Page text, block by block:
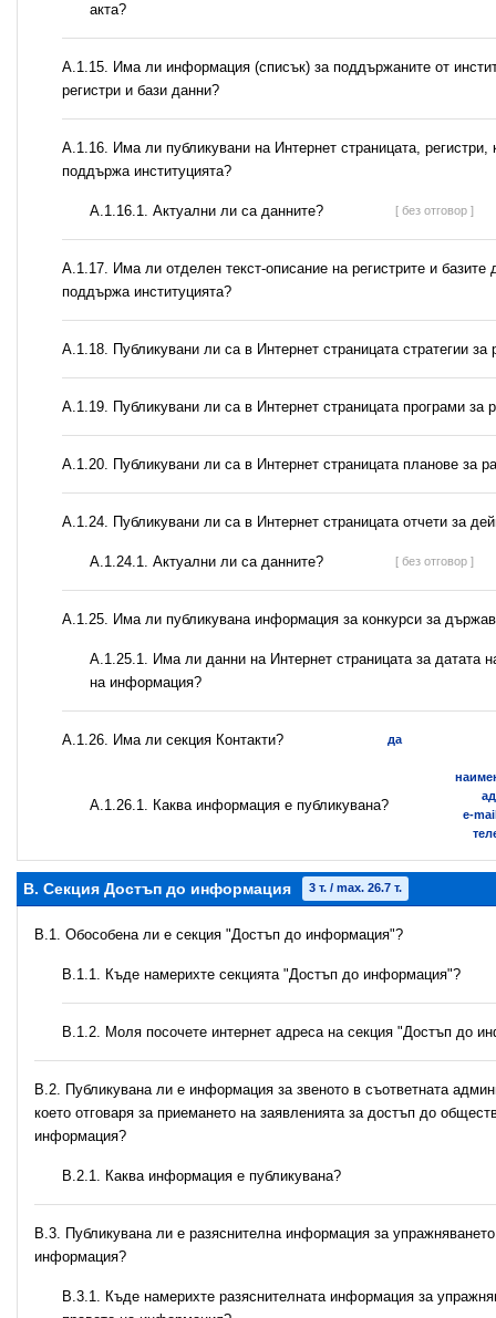
акта?
А.1.15. Има ли информация (списък) за поддържаните от
регистри и бази данни?
А.1.16. Има ли публикувани на Интернет страницата, регистри,
поддържа институцията?
A.1.16.1. Актуални ли са данните? [ без отговор ]
А.1.17. Има ли отделен текст-описание на регистрите и базите
поддържа институцията?
А.1.18. Публикувани ли са в Интернет страницата стратегии за
А.1.19. Публикувани ли са в Интернет страницата програми за
А.1.20. Публикувани ли са в Интернет страницата планове за
А.1.24. Публикувани ли са в Интернет страницата отчети за
A.1.24.1. Актуални ли са данните? [ без отговор ]
А.1.25. Има ли публикувана информация за конкурси за
A.1.25.1. Има ли данни на Интернет страницата за датата
на информация?
А.1.26. Има ли секция Контакти? да
А.1.26.1. Каква информация е публикувана?
e-
B. Секция Достъп до информация 3 т. / max. 26.7 т.
В.1. Обособена ли е секция "Достъп до информация"?
В.1.1. Къде намерихте секцията "Достъп до информация"?
B.1.2. Моля посочете интернет адреса на секция "Достъп до
В.2. Публикувана ли е информация за звеното в съответната
което отговаря за приемането на заявленията за достъп до
информация?
B.2.1. Каква информация е публикувана?
В.3. Публикувана ли е разяснителна информация за
информация?
В.3.1. Къде намерихте разяснителната информация за